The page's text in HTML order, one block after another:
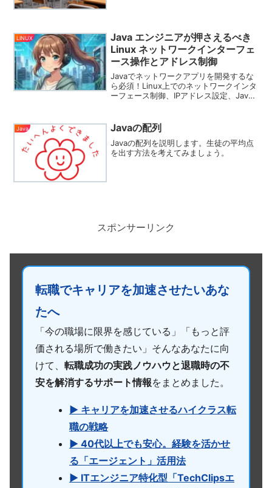
LINUX
Java エンジニアが押さえるべき
Linux ネットワークインターフェ
ース操作とアドレス制御
Javaでネットワークアプリを開発するな
ら必須！Linux上でのネットワークインタ
ーフェース制御、IPアドレス設定、Java
Java Javaの配列
Javaの配列を説明します。生徒の平均点
を出す方法を考えてみましょう。
スポンサーリンク
転職でキャリアを加速させたいあな
たへ
「今の職場に限界を感じている」「もっと評
価される場所で働きたい」そんなあなたに向
けて、 転職成功の実践ノウハウと退職時の不
安を解消するサポート情報をまとめました。
▶ キャリアを加速させるハイクラス転
職の戦略
▶ 40代以上でも安心。経験を活かせ
る「エージェント」活用法
▶ ITエンジニア特化型「TechClipsエ